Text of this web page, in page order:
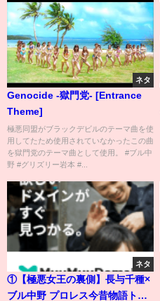
ネタ
Genocide -獄門党- [Entrance
Theme]
極悪同盟がブラックデビルのテーマ曲を使
用してたため使用されていなかったこの曲
を獄門党のテーマ曲として使用。 #ブル中
野 #グリズリー岩本 #...
ネタ
①【極悪女王の裏側】長与千種×
ブル中野 プロレス今昔物語トー